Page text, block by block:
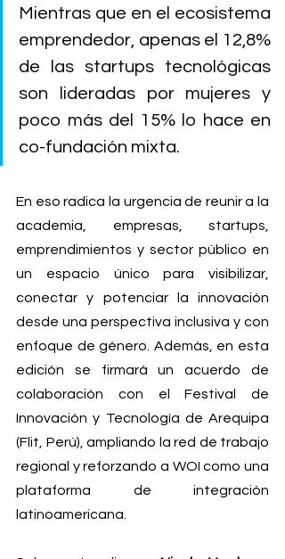
Mientras que en el ecosistema
emprendedor, apenas el 12,8%
de las startups tecnológicas
son lideradas por mujeres y
poco más del 15% lo hace en
co-fundación mixta.
En eso radica la urgencia de reunir a la
academia, empresas, startups,
emprendimientos y sector público en
un espacio único para visibilizar,
conectar y potenciar la innovación
desde una perspectiva inclusiva y con
enfoque de género. Además, en esta
edición se firmará un acuerdo de
colaboración con el Festival de
Innovación y Tecnología de Arequipa
(Flit, Perú), ampliando la red de trabajo
regional y reforzando a WOI como una
plataforma de integración
latinoamericana.